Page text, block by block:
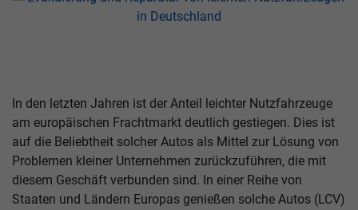
In den letzten Jahren ist der Anteil leichter Nutzfahrzeuge
am europäischen Frachtmarkt deutlich gestiegen. Dies ist
auf die Beliebtheit solcher Autos als Mittel zur Lösung von
Problemen kleiner Unternehmen zurückzuführen, die mit
diesem Geschäft verbunden sind. In einer Reihe von
Staaten und Ländern Europas genießen solche Autos (LCV)